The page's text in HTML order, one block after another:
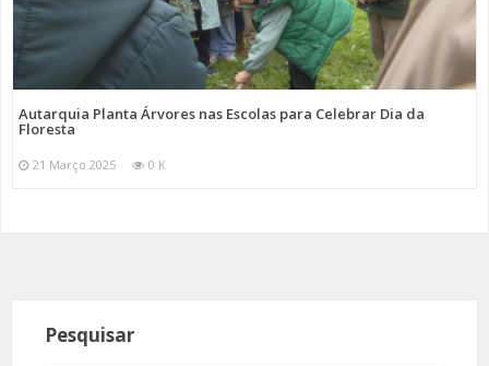
Autarquia Planta Árvores nas Escolas para Celebrar Dia da
Floresta
21 Março 2025 0 K
Pesquisar